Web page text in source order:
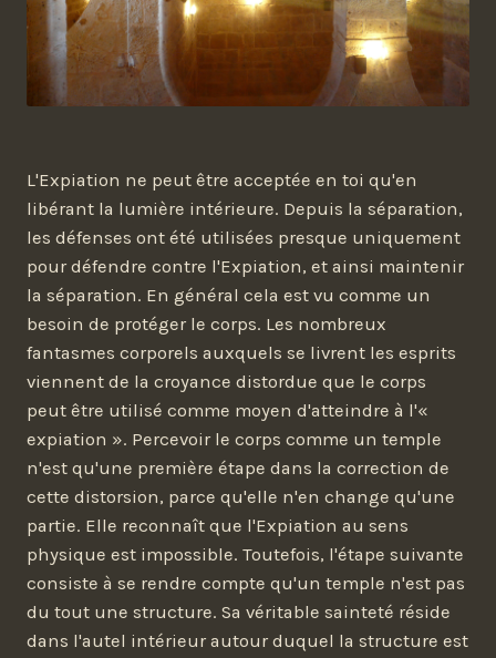
L'Expiation ne peut être acceptée en toi qu'en
libérant la lumière intérieure. Depuis la séparation,
les défenses ont été utilisées presque uniquement
pour défendre contre l'Expiation, et ainsi maintenir
la séparation. En général cela est vu comme un
besoin de protéger le corps. Les nombreux
fantasmes corporels auxquels se livrent les esprits
viennent de la croyance distordue que le corps
peut être utilisé comme moyen d'atteindre à l'«
expiation ». Percevoir le corps comme un temple
n'est qu'une première étape dans la correction de
cette distorsion, parce qu'elle n'en change qu'une
partie. Elle reconnaît que l'Expiation au sens
physique est impossible. Toutefois, l'étape suivante
consiste à se rendre compte qu'un temple n'est pas
du tout une structure. Sa véritable sainteté réside
dans l'autel intérieur autour duquel la structure est